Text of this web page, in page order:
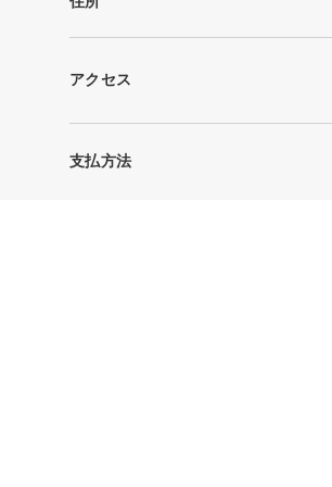
アクセス
支払方法